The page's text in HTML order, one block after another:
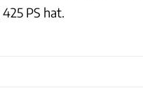
PS hat.